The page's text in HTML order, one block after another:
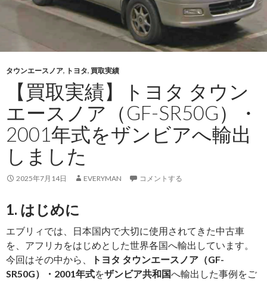
タウンエースノア, トヨタ, 買取実績
【買取実績】トヨタ タウン
エースノア（GF-SR50G）・
2001年式をザンビアへ輸出
しました
2025年7月14日 EVERYMAN コメントする
1. はじめに
エブリィでは、日本国内で大切に使用されてきた中古車
を、アフリカをはじめとした世界各国へ輸出しています。
今回はその中から、
トヨタ タウンエースノア（GF-
SR50G）・2001年式をザンビア共和国へ輸出した事例をご